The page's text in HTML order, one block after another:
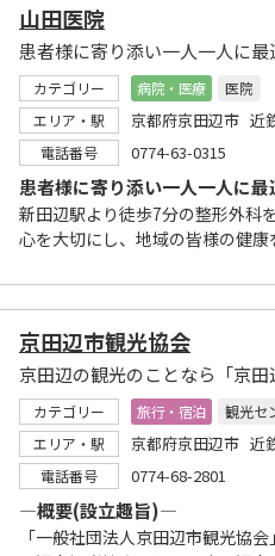
山田医院
患者様に寄り添い一人一人に最
カテゴリー 病院・医療
医院
エリア・駅
京都府京田辺市 近
電話番号 0774-63-0315
患者様に寄り添い一人一人に最
新田辺駅より徒歩7分の整形外科
心を大切にし、地域の皆様の健
京田辺市観光協会
カテゴリー 旅行・宿泊
観光セ
エリア・駅
京都府京田辺市 近
電話番号 0774-68-2801
―概要(設立趣旨)―
「一般社団法人京田辺市観光協